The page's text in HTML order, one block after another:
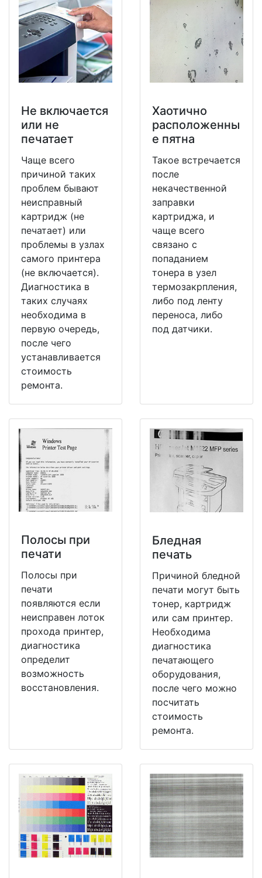
Не включается
или не
печатает
Чаще всего
причиной таких
проблем бывают
неисправный
картридж (не
печатает) или
проблемы в узлах
самого принтера
(не включается).
Диагностика в
таких случаях
необходима в
первую очередь,
после чего
устанавливается
стоимость
ремонта.
Хаотично
расположенны
е пятна
Такое встречается
после
некачественной
заправки
картриджа, и
чаще всего
связано с
попаданием
тонера в узел
термозакрпления,
либо под ленту
переноса, либо
под датчики.
Полосы при
печати
Полосы при
печати
появляются если
неисправен лоток
прохода принтер,
диагностика
определит
возможность
восстановления.
Бледная
печать
Причиной бледной
печати могут быть
тонер, картридж
или сам принтер.
Необходима
диагностика
печатающего
оборудования,
после чего можно
посчитать
стоимость
ремонта.